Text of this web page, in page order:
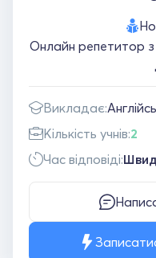
Онлайн репетитор з
Викладає:
Кількість учнів:2
Час відповіді: